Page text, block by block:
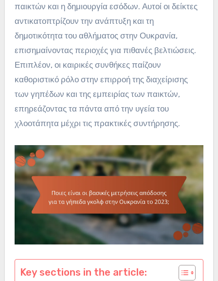
παικτών και η δημιουργία εσόδων. Αυτοί οι δείκτες
αντικατοπτρίζουν την ανάπτυξη και τη
δημοτικότητα του αθλήματος στην Ουκρανία,
επισημαίνοντας περιοχές για πιθανές βελτιώσεις.
Επιπλέον, οι καιρικές συνθήκες παίζουν
καθοριστικό ρόλο στην επιρροή της διαχείρισης
των γηπέδων και της εμπειρίας των παικτών,
επηρεάζοντας τα πάντα από την υγεία του
χλοοτάπητα μέχρι τις πρακτικές συντήρησης.
Key sections in the article: